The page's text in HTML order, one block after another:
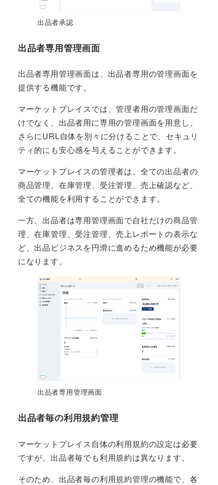
出品者承認
出品者専用管理画面
出品者専用管理画面は、出品者専用の管理画面を
提供する機能です。
マーケットプレイスでは、管理者用の管理画面だ
けでなく、出品者用に専用の管理画面を用意し、
さらにURL自体を別々に分けることで、セキュリ
ティ的にも安心感を与えることができます。
マーケットプレイスの管理者は、全ての出品者の
商品管理、在庫管理、受注管理、売上確認など、
全ての機能を利用することができます。
一方、出品者は専用管理画面で自社だけの商品管
理、在庫管理、受注管理、売上レポートの表示な
ど、出品ビジネスを円滑に進めるため機能が必要
になります。
出品者専用管理画面
出品者毎の利用規約管理
マーケットプレイス自体の利用規約の設定は必要
ですが、出品者毎でも利用規約は異なります。
そのため、出品者毎の利用規約管理の機能で、各